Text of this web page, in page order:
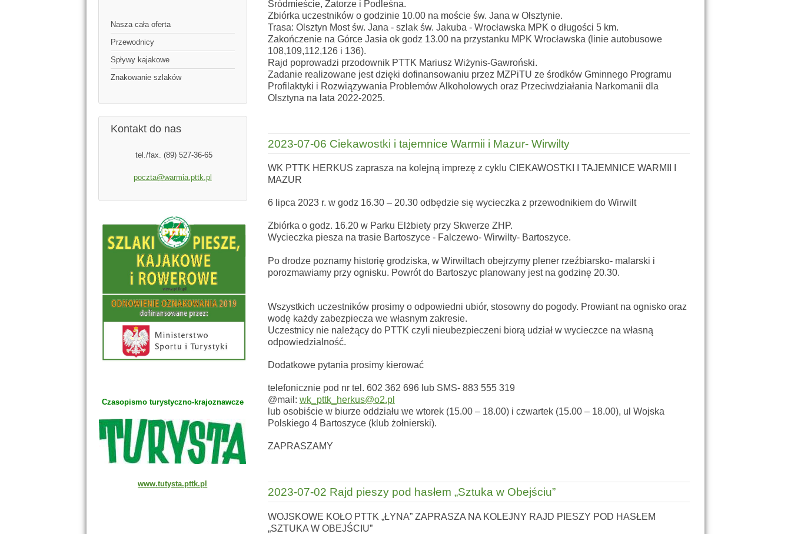
Nasza cała oferta
Przewodnicy
Spływy kajakowe
Znakowanie szlaków
Kontakt do nas
tel./fax. (89) 527-36-65
poczta@warmia.pttk.pl
Czasopismo turystyczno-krajoznawcze
www.tutysta.pttk.pl
Śródmieście, Zatorze i Podleśna.
Zbiórka uczestników o godzinie 10.00 na moście św. Jana w Olsztynie.
Trasa: Olsztyn Most św. Jana - szlak św. Jakuba - Wrocławska MPK o długości 5 km.
Zakończenie na Górce Jasia ok godz 13.00 na przystanku MPK Wrocławska (linie autobusowe
108,109,112,126 i 136).
Rajd poprowadzi przodownik PTTK Mariusz Wiżynis-Gawroński.
Zadanie realizowane jest dzięki dofinansowaniu przez MZPiTU ze środków Gminnego Programu
Profilaktyki i Rozwiązywania Problemów Alkoholowych oraz Przeciwdziałania Narkomanii dla
Olsztyna na lata 2022-2025.
2023-07-06 Ciekawostki i tajemnice Warmii i Mazur- Wirwilty
WK PTTK HERKUS zaprasza na kolejną imprezę z cyklu CIEKAWOSTKI I TAJEMNICE WARMII I
MAZUR
6 lipca 2023 r. w godz 16.30 – 20.30 odbędzie się wycieczka z przewodnikiem do Wirwilt
Zbiórka o godz. 16.20 w Parku Elżbiety przy Skwerze ZHP.
Wycieczka piesza na trasie Bartoszyce - Falczewo- Wirwilty- Bartoszyce.
Po drodze poznamy historię grodziska, w Wirwiltach obejrzymy plener rzeźbiarsko- malarski i
porozmawiamy przy ognisku. Powrót do Bartoszyc planowany jest na godzinę 20.30.
Wszystkich uczestników prosimy o odpowiedni ubiór, stosowny do pogody. Prowiant na ognisko oraz
wodę każdy zabezpiecza we własnym zakresie.
Uczestnicy nie należący do PTTK czyli nieubezpieczeni biorą udział w wycieczce na własną
odpowiedzialność.
Dodatkowe pytania prosimy kierować
telefonicznie pod nr tel. 602 362 696 lub SMS- 883 555 319
@mail: wk_pttk_herkus@o2.pl
lub osobiście w biurze oddziału we wtorek (15.00 – 18.00) i czwartek (15.00 – 18.00), ul Wojska
Polskiego 4 Bartoszyce (klub żołnierski).
ZAPRASZAMY
2023-07-02 Rajd pieszy pod hasłem „Sztuka w Obejściu”
WOJSKOWE KOŁO PTTK „ŁYNA” ZAPRASZA NA KOLEJNY RAJD PIESZY POD HASŁEM
„SZTUKA W OBEJŚCIU”